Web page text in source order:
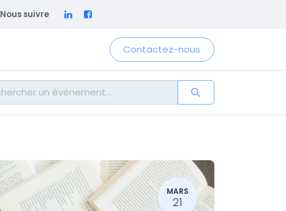
Nous suivre
Contactez-nous
MARS
21